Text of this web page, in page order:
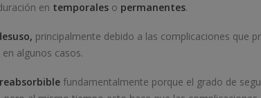
en temporales o permanentes.
principalmente debido a las complicaciones que
algunos casos.
fundamentalmente porque el grado de